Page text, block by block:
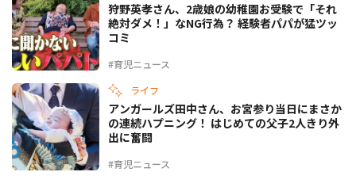
#育児ニュース
狩野英孝さん、2歳娘の幼稚園お受験で「それ
絶対ダメ！」なNG行為？ 経験者パパが猛ツッ
コミ
ライフ
#育児ニュース
アンガールズ田中さん、お宮参り当日にまさか
の連続ハプニング！ はじめての父子2人きり外
出に奮闘